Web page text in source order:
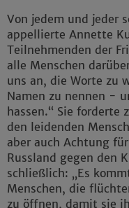
Von jedem und jeder
appellierte Annette
Teilnehmenden der
alle Menschen
uns an, die Worte zu
Namen zu nennen -
hassen.“ Sie forderte
den leidenden
aber auch Achtung
Russland gegen den
schließlich: „Es
Menschen, die
zu öffnen, damit sie